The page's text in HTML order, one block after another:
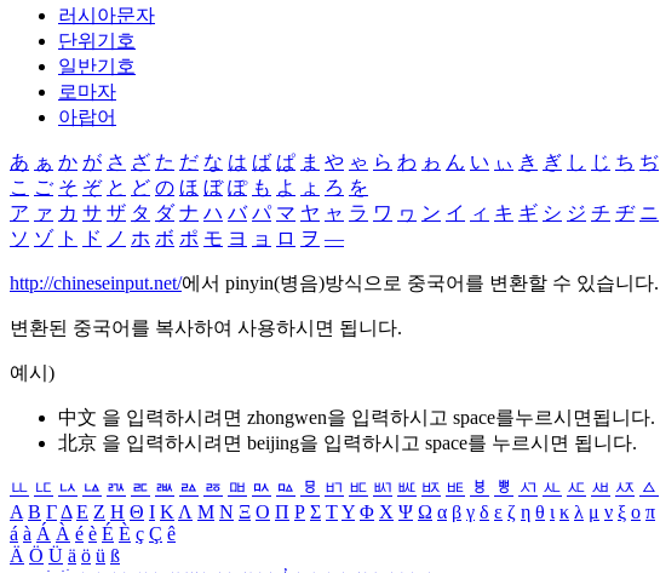
러시아문자
단위기호
일반기호
로마자
아랍어
あ ぁ か が さ ざ た だ な は ば ぱ ま や ゃ ら わ ゎ ん い ぃ き ぎ し じ ち ぢ
こ ご そ ぞ と ど の ほ ぼ ぽ も よ ょ ろ を
ア ァ カ サ ザ タ ダ ナ ハ バ パ マ ヤ ャ ラ ワ ヮ ン イ ィ キ ギ シ ジ チ ヂ ニ
ソ ゾ ト ド ノ ホ ボ ポ モ ヨ ョ ロ ヲ ―
http://chineseinput.net/에서 pinyin(병음)방식으로 중국어를 변환할 수 있습니다.
변환된 중국어를 복사하여 사용하시면 됩니다.
예시)
中文 을 입력하시려면 zhongwen을 입력하시고 space를누르시면됩니다.
北京 을 입력하시려면 beijing을 입력하시고 space를 누르시면 됩니다.
ㅥ ㅦ ㅧ ㅨ ㅩ ㅪ ㅫ ㅬ ㅭ ㅮ ㅯ ㅰ ㅱ ㅲ ㅳ ㅴ ㅵ ㅶ ㅷ ㅸ ㅹ ㅺ ㅻ ㅼ ㅽ ㅾ ㅿ
Α Β ΓΔ Ε Ζ Η Θ Ι ΚΛ Μ Ν Ξ Ο Π Ρ Σ ΤΥ Φ Χ Ψ Ω α β γ δ ε ζ η θ ι κ λ μ ν ξ ο π
á à Á À é è É È ç Ç ê
Ä Ö Ü ä ö ü ß